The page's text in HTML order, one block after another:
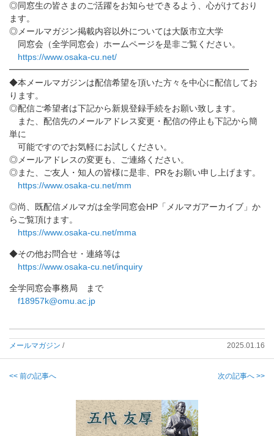
◎同窓生の皆さまのご活躍をお知らせできるよう、 心がけており
ます。
◎メールマガジン掲載内容以外については大阪市立大学
同窓会（全学同窓会）ホームページを是非ご覧ください。
https://www.osaka-cu.net/
━━━━━━━━━━━━━━━━━━━━━━━━━━━━
◆本メールマガジンは配信希望を頂いた方々を中心に配信してお
ります。
◎配信ご希望者は下記から新規登録手続をお願い致します。
また、配信先のメールアドレス変更・配信の停止も下記から簡
単に
可能ですのでお気軽にお試しください。
◎メールアドレスの変更も、ご連絡ください。
◎また、ご友人・知人の皆様に是非、PRをお願い申し上げます。
https://www.osaka-cu.net/mm
◎尚、既配信メルマガは全学同窓会HP「メルマガアーカイブ」 か
らご覧頂けます。
https://www.osaka-cu.net/mma
◆その他お問合せ・連絡等は
https://www.osaka-cu.net/inquiry
全学同窓会事務局 まで
f18957k@omu.ac.jp
メールマガジン / 2025.01.16
<< 前の記事へ 次の記事へ >>